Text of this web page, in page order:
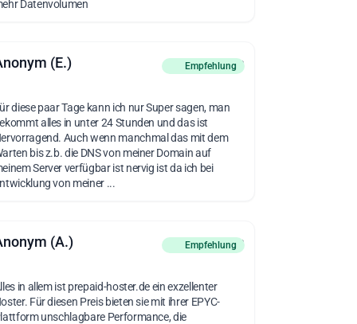
Datenvolumen
Empfehlung
(E.) vor 6 Monaten
diese paar Tage kann ich nur Super sagen, man
alles in unter 24 Stunden und das ist
Auch wenn manchmal das mit dem
bis z.b. die DNS von meiner Domain auf
Server verfügbar ist nervig ist da ich bei
von meiner ...
Empfehlung
(A.) vor 3 Monaten
in allem ist prepaid-hoster.de ein exzellenter
Für diesen Preis bieten sie mit ihrer EPYC-
unschlagbare Performance, die